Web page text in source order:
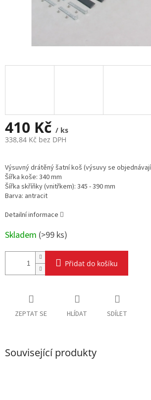
410 Kč / ks
338,84 Kč bez DPH
cena:
Výsuvný drátěný šatní koš (výsuvy se
Šířka koše: 340 mm
Šířka skříňky (vnitřkem): 345 - 390 mm
Barva: antracit
Detailní informace
Skladem (>99 ks)
Přidat do košíku
ZEPTAT SE HLÍDAT SDÍLET
Související produkty